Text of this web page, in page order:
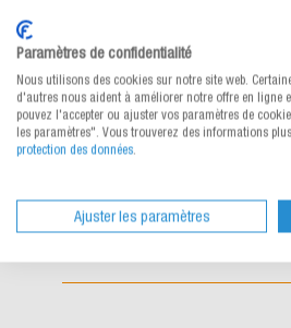
Paramètres de confidentialité
Nous utilisons des cookies sur notre site web.
d'autres nous aident à améliorer notre offre en ligne
pouvez l'accepter ou ajuster vos paramètres de
les paramètres". Vous trouverez des informations
protection des données.
Ajuster les paramètres